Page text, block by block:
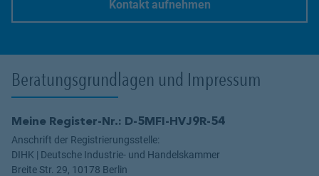
Kontakt aufnehmen
Beratungsgrundlagen und Impressum
Meine Register-Nr.: D-5MFI-HVJ9R-54
Anschrift der Registrierungsstelle:
DIHK | Deutsche Industrie- und Handelskammer
Breite Str. 29, 10178 Berlin